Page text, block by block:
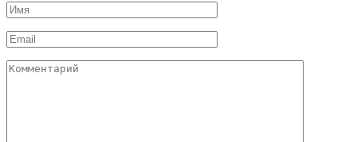
Имя
*
Email
*
Комментарий